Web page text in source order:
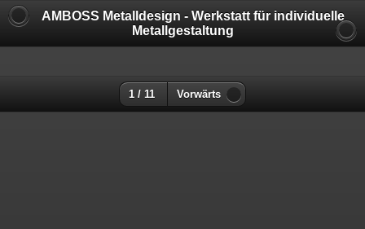
AMBOSS Metalldesign - Werkstatt für individuelle
Metallgestaltung
1 / 11 Vorwärts